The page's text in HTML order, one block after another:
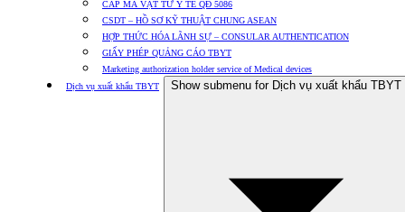
CẤP MÃ VẬT TƯ Y TẾ QĐ 5086
CSDT – HỒ SƠ KỸ THUẬT CHUNG ASEAN
HỢP THỨC HÓA LÃNH SỰ – CONSULAR AUTHENTICATION
GIẤY PHÉP QUẢNG CÁO TBYT
Marketing authorization holder service of Medical devices
Dịch vụ xuất khẩu TBYT
Show submenu for Dịch vụ xuất khẩu TBYT